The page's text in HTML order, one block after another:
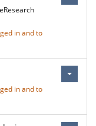
in and to
in and to